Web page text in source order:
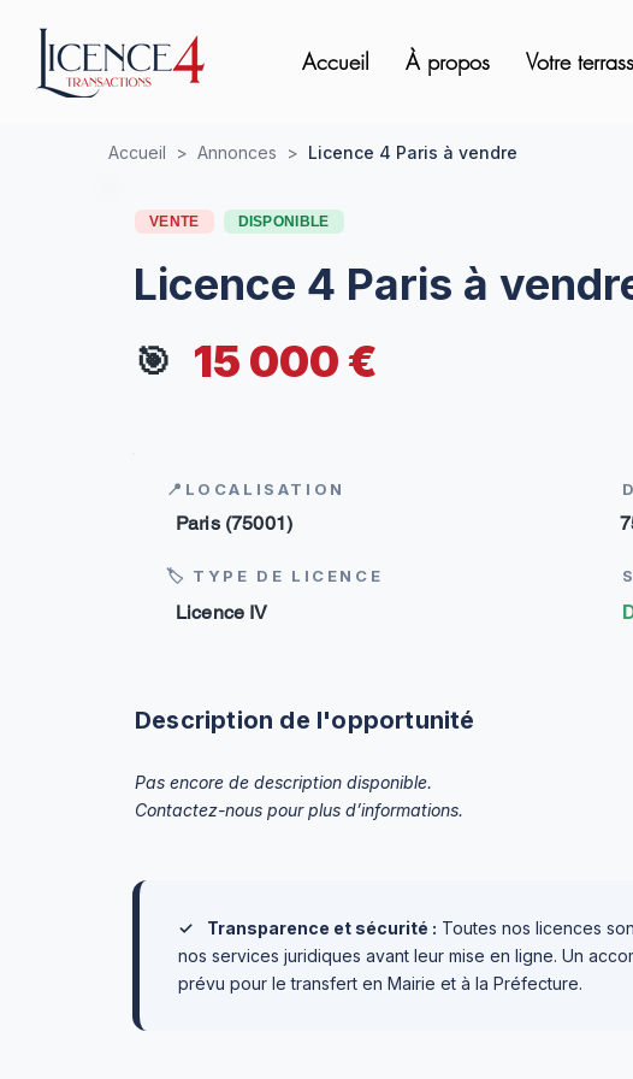
Accueil À propos Votre
Accueil > Annonces > Licence 4 Paris à vendre
VENTE DISPONIBLE
Licence 4 Paris à
🎯 15 000 €
📍LOCALISATION
Paris (75001)
🏷 TYPE DE LICENCE
Licence IV
Description de l'opportunité
Pas encore de description disponible.
Contactez-nous pour plus d’informations.
✓ Transparence et sécurité : Toutes nos licences
nos services juridiques avant leur mise en ligne. Un
prévu pour le transfert en Mairie et à la Préfecture.